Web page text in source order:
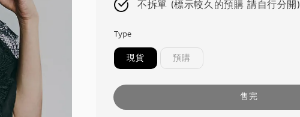
不拆單 (標示較久的預購 請自行分開)
Type
現貨 預購
售完